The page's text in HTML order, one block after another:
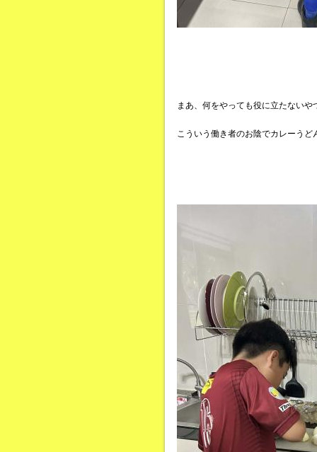
まあ、何をやっても役に立たないや
こういう働き者のお陰でカレーうど